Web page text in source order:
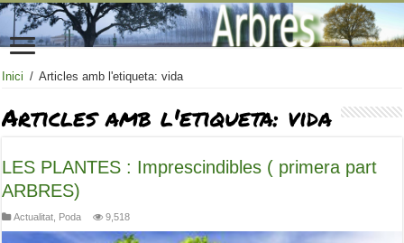
Inici / Articles amb l'etiqueta: vida
Articles amb l'etiqueta: vida
LES PLANTES : Imprescindibles ( primera part
ARBRES)
Actualitat Poda 9,518